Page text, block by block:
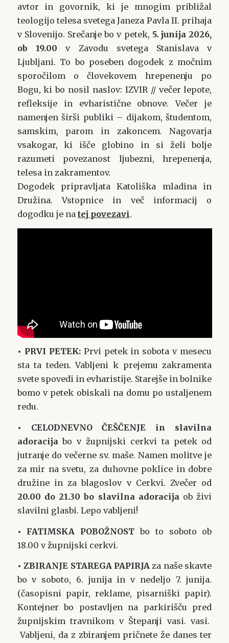
avtor in govornik, ki je mnogim približal
teologijo telesa svetega Janeza Pavla II. prihaja
v Slovenijo. Srečanje bo v petek, 5. junija 2026,
ob 19.00 v Zavodu svetega Stanislava v
Ljubljani. To bo poseben dogodek z močnim
sporočilom o človekovem hrepenenju po
Bogu, ki bo nosil naslov: IZVIR // večer lepote,
refleksije in evharistične obnove. Večer je
namenjen širši publiki – dijakom, študentom,
samskim, parom in zakoncem. Nagovarja
vsakogar, ki išče globino in si želi bolje
razumeti povezanost ljubezni, hrepenenja,
telesa in zakramentov.
Dogodek pripravljata Katoliška mladina in
Družina. Vstopnice in več informacij o
dogodku je na tej povezavi.
• PRVI PETEK: Prvi petek in sobota v mesecu
sta ta teden. Vabljeni k prejemu zakramenta
svete spovedi in evharistije. Starejše in bolnike
bomo v petek obiskali na domu po ustaljenem
redu.
• CELODNEVNO ČEŠČENJE in slavilna
adoracijabo v župnijski cerkvi ta petek od
jutranje do večerne sv. maše. Namen molitve je
za mir na svetu, za duhovne poklice in dobre
družine in za blagoslov v Cerkvi. Zvečer od
20.00 do 21.30 bo slavilna adoracijaob živi
slavilni glasbi. Lepo vabljeni!
• FATIMSKA POBOŽNOST bo to soboto ob
18.00 v župnijski cerkvi.
• ZBIRANJE STAREGA PAPIRJAza naše skavte
bo v soboto, 6. junija in v nedeljo 7. junija.
(časopisni papir, reklame, pisarniški papir).
Kontejner bo postavljen na parkirišču pred
župnijskim travnikom v Štepanji vasi. vasi.
Vabljeni, da z zbiranjem pričnete že danes ter